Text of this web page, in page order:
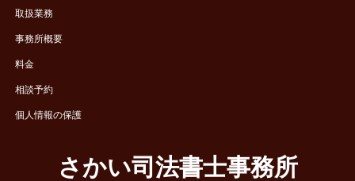
取扱業務
事務所概要
料金
相談予約
個人情報の保護
さかい司法書士事務所